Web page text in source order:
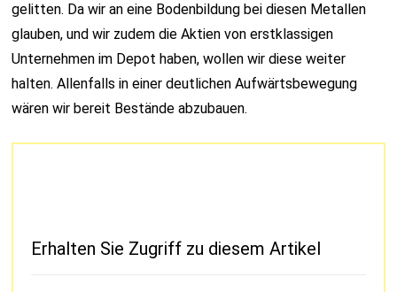
gelitten. Da wir an eine Bodenbildung bei diesen Metallen
glauben, und wir zudem die Aktien von erstklassigen
Unternehmen im Depot haben, wollen wir diese weiter
halten. Allenfalls in einer deutlichen Aufwärtsbewegung
wären wir bereit Bestände abzubauen.
Erhalten Sie Zugriff zu diesem Artikel